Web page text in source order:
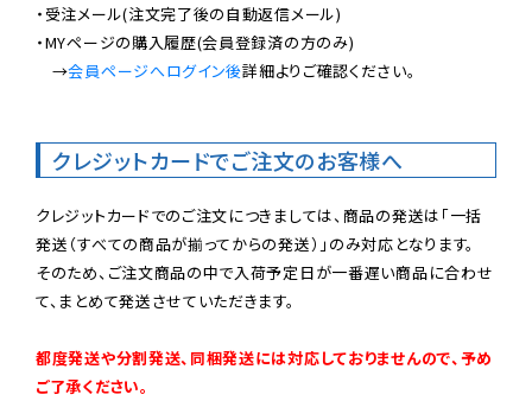
・受注メール(注文完了後の自動返信メール)
・MYページの購入履歴(会員登録済の方のみ)
→会員ページへログイン後詳細よりご確認ください。
クレジットカードでご注文のお客様へ
クレジットカードでのご注文につきましては、商品の発送は「一括
発送（すべての商品が揃ってからの発送）」のみ対応となります。
そのため、ご注文商品の中で入荷予定日が一番遅い商品に合わせ
て、まとめて発送させていただきます。
都度発送や分割発送、同梱発送には対応しておりませんので、予め
ご了承ください。